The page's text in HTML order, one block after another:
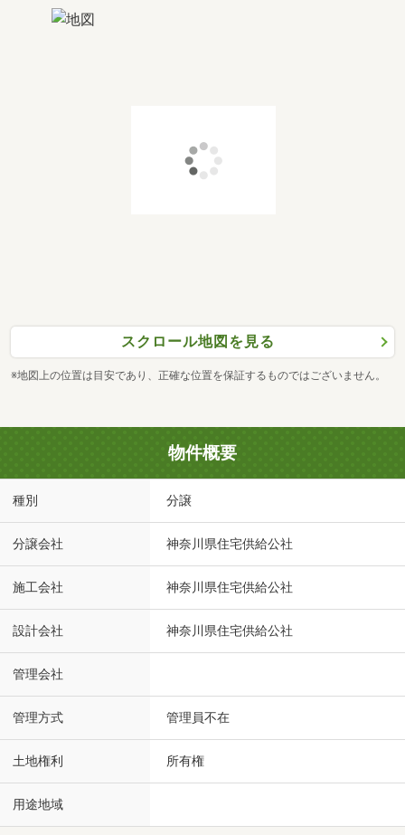
スクロール地図を見る
※地図上の位置は目安であり、正確な位置を保証するものではございません。
物件概要
種別 分譲
分譲会社 神奈川県住宅供給公社
施工会社 神奈川県住宅供給公社
設計会社 神奈川県住宅供給公社
管理会社
管理方式 管理員不在
土地権利 所有権
用途地域